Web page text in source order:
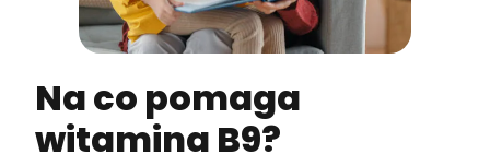
Na co pomaga
witamina B9?